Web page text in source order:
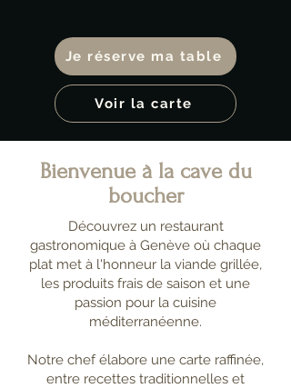
Je réserve ma table
Voir la carte
Bienvenue à la cave du
boucher
Découvrez un restaurant
gastronomique à Genève où chaque
plat met à l'honneur la viande grillée,
les produits frais de saison et une
passion pour la cuisine
méditerranéenne.
Notre chef élabore une carte raffinée,
entre recettes traditionnelles et